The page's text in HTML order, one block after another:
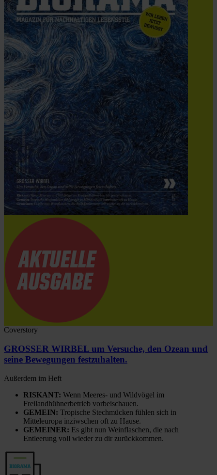
Coverstory
GROSSER WIRBEL um Versuche, den Ozean und
seine Bewegungen festzuhalten.
Außerdem im Heft
RISKANT: Wenn Meeres- und Wildvögel im
Freilandhühnerbetrieb vorbeischauen.
GEMEIN: Tropische Stechmücken fühlen sich in
Mitteleuropa inziwschen oft zu Hause.
GEMEINER: Es gibt nun Weinflaschen, die nach
Entleerung voll wieder zu dir zurückkommen.